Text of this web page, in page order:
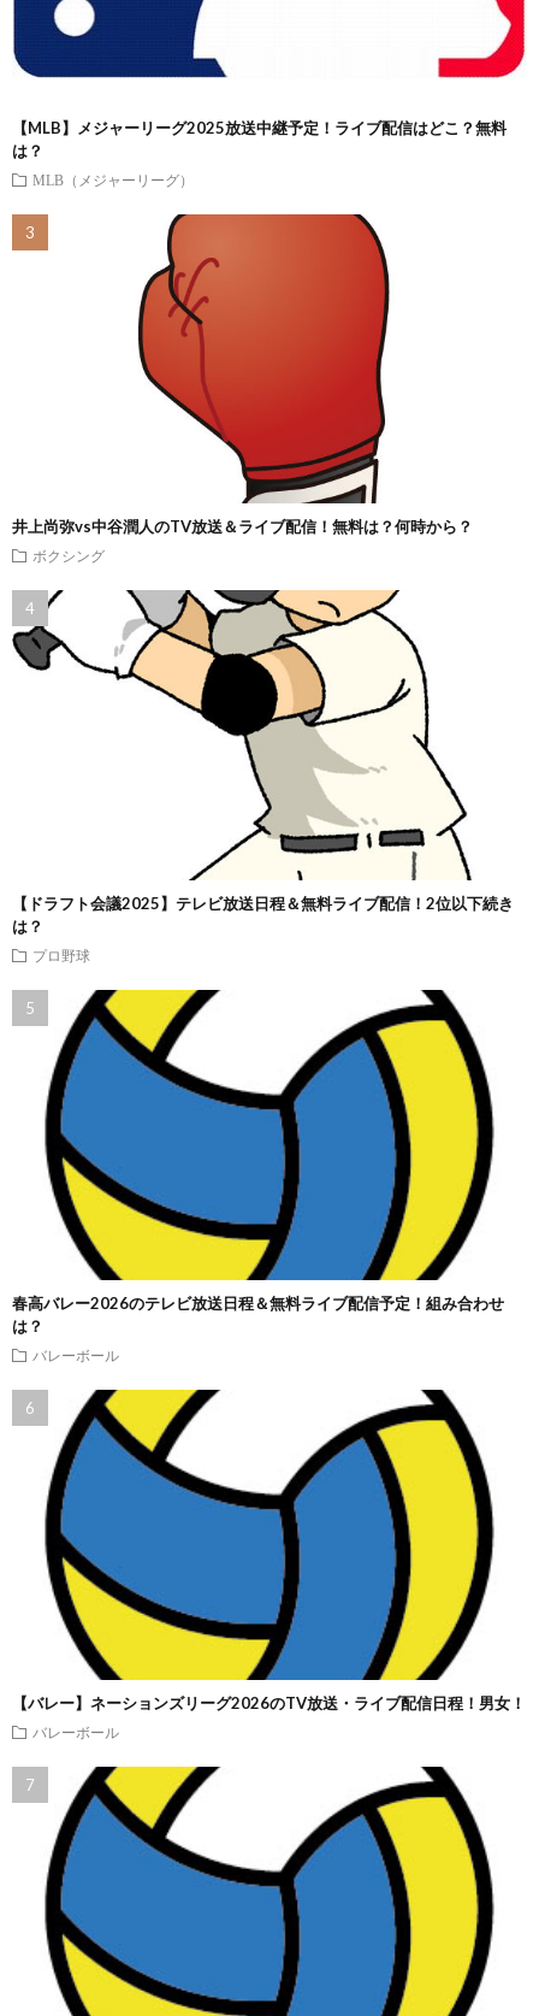
【MLB】メジャーリーグ2025放送中継予定！ライブ配信はどこ？無料
は？
MLB（メジャーリーグ）
井上尚弥vs中谷潤人のTV放送＆ライブ配信！無料は？何時から？
ボクシング
【ドラフト会議2025】テレビ放送日程＆無料ライブ配信！2位以下続き
は？
プロ野球
春高バレー2026のテレビ放送日程＆無料ライブ配信予定！組み合わせ
は？
バレーボール
【バレー】ネーションズリーグ2026のTV放送・ライブ配信日程！男女！
バレーボール